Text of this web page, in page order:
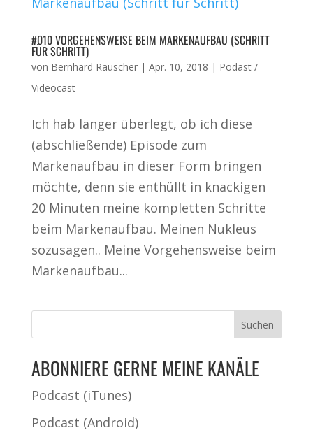
#010 VORGEHENSWEISE BEIM MARKENAUFBAU (SCHRITT
FÜR SCHRITT)
von Bernhard Rauscher| Apr. 10, 2018 | Podast /
Videocast
Ich hab länger überlegt, ob ich diese
(abschließende) Episode zum
Markenaufbau in dieser Form bringen
möchte, denn sie enthüllt in knackigen
20 Minuten meine kompletten Schritte
beim Markenaufbau. Meinen Nukleus
sozusagen.. Meine Vorgehensweise beim
Markenaufbau...
ABONNIERE GERNE MEINE KANÄLE
Podcast (iTunes)
Podcast (Android)